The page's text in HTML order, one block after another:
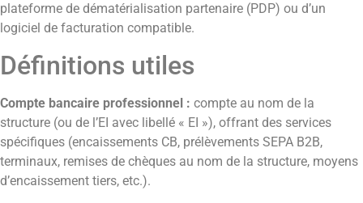
plateforme de dématérialisation partenaire (PDP) ou d’un
logiciel de facturation compatible.
Définitions utiles
Compte bancaire professionnel : compte au nom de la
structure (ou de l’EI avec libellé « EI »), offrant des services
spécifiques (encaissements CB, prélèvements SEPA B2B,
terminaux, remises de chèques au nom de la structure, moyens
d’encaissement tiers, etc.).